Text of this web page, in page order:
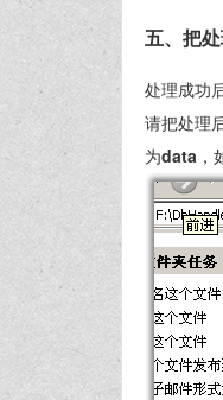
五、把
处理成功
请把处理
为data ，